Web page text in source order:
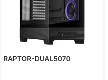
RAPTOR-DUAL5070